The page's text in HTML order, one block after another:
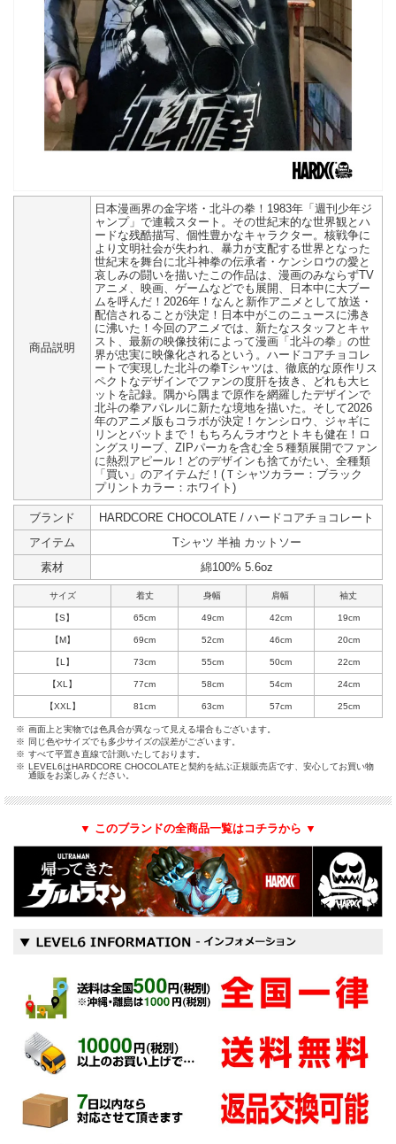
商品説明
日本漫画界の金字塔・北斗の拳！1983年「週刊少年ジ
ャンプ」で連載スタート。その世紀末的な世界観とハ
ードな残酷描写、個性豊かなキャラクター。核戦争に
より文明社会が失われ、暴力が支配する世界となった
世紀末を舞台に北斗神拳の伝承者・ケンシロウの愛と
哀しみの闘いを描いたこの作品は、漫画のみならずTV
アニメ、映画、ゲームなどでも展開、日本中に大ブー
ムを呼んだ！2026年！なんと新作アニメとして放送・
配信されることが決定！日本中がこのニュースに沸き
に沸いた！今回のアニメでは、新たなスタッフとキャ
スト、最新の映像技術によって漫画「北斗の拳」の世
界が忠実に映像化されるという。ハードコアチョコレ
ートで実現した北斗の拳Tシャツは、徹底的な原作リス
ペクトなデザインでファンの度肝を抜き、どれも大ヒ
ットを記録。隅から隅まで原作を網羅したデザインで
北斗の拳アパレルに新たな境地を描いた。そして2026
年のアニメ版もコラボが決定！ケンシロウ、ジャギに
リンとバットまで！もちろんラオウとトキも健在！ロ
ングスリーブ、ZIPパーカを含む全５種類展開でファン
に熱烈アピール！どのデザインも捨てがたい、全種類
「買い」のアイテムだ！(Ｔシャツカラー：ブラック
プリントカラー：ホワイト)
ブランド
HARDCORE CHOCOLATE / ハードコアチョコレート
アイテム
Tシャツ 半袖 カットソー
素材
綿100% 5.6oz
サイズ 着丈 身幅 肩幅 袖丈
【S】 65cm 49cm 42cm 19cm
【M】 69cm 52cm 46cm 20cm
【L】 73cm 55cm 50cm 22cm
【XL】 77cm 58cm 54cm 24cm
【XXL】 81cm 63cm 57cm 25cm
※ 画面上と実物では色具合が異なって見える場合もございます。
※
同じ色やサイズでも多少サイズの誤差がございます。
※ すべて平置き直線で計測いたしております。
※ LEVEL6はHARDCORE CHOCOLATEと契約を結ぶ正規販売店です、安心してお買い物
通販をお楽しみください。
▼ このブランドの全商品一覧はコチラから ▼